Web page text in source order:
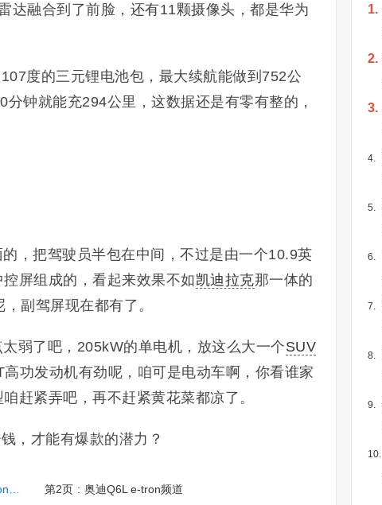
达融合到了前脸，还有11颗摄像头，都是华为
度的三元锂电池包，最大续航能做到752公
钟就能充294公里，这数据还是有零有整的，
，把驾驶员半包在中间，不过是由一个10.9英
屏组成的，看起来效果不如凯迪拉克那一体的
副驾屏现在都有了。
弱了吧，205kW的单电机，放这么大一个SUV
功发动机有劲呢，咱可是电动车啊，你看谁家
赶紧弄吧，再不赶紧黄花菜都凉了。
，才能有爆款的潜力？
第2页 : 奥迪Q6L e-tron频道
1.
2.
3.
4.
5.
6.
7.
8.
9.
10.